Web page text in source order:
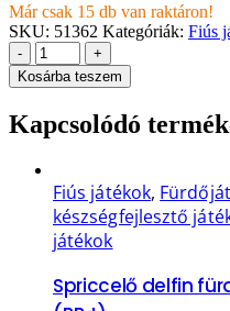
Már csak 15 db van raktáron!
SKU: 51362 Kategóriák: Fiús
-
+
Kosárba teszem
Kapcsolódó
Fiús játékok,
készségfejlesztő
játékok
Spriccelő delfin